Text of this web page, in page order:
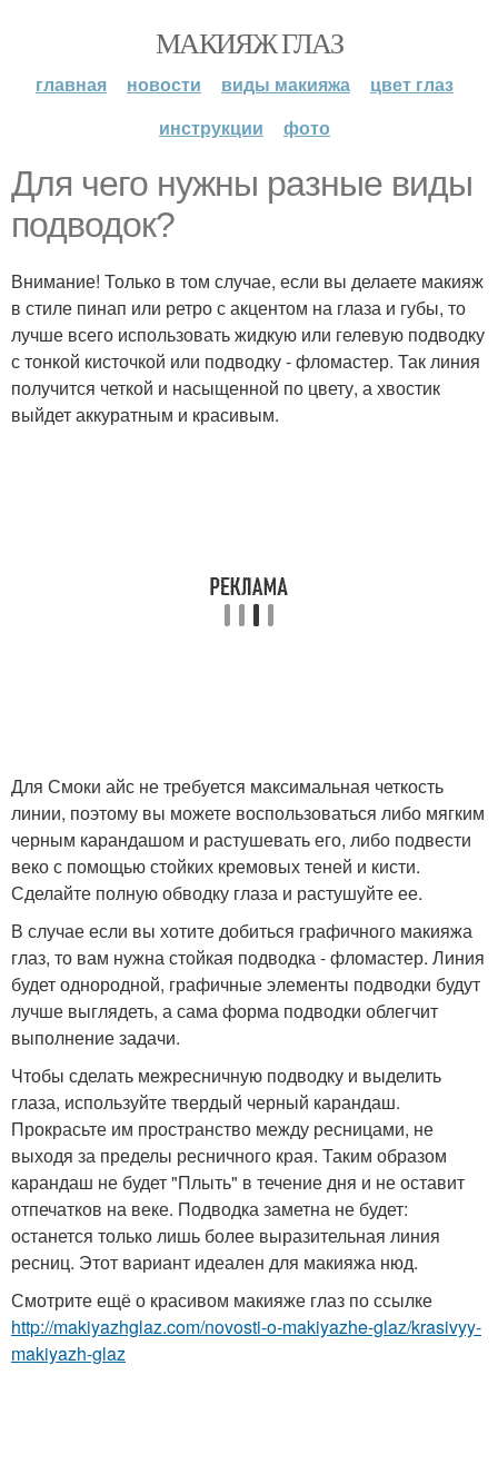
МАКИЯЖ ГЛАЗ
главная новости виды макияжа
цвет глаз
инструкции
фото
Для чего нужны разные виды
подводок?
Внимание! Только в том случае, если вы делаете макияж
в стиле пинап или ретро с акцентом на глаза и губы, то
лучше всего использовать жидкую или гелевую подводку
с тонкой кисточкой или подводку - фломастер. Так линия
получится четкой и насыщенной по цвету, а хвостик
выйдет аккуратным и красивым.
Для Смоки айс не требуется максимальная четкость
линии, поэтому вы можете воспользоваться либо мягким
черным карандашом и растушевать его, либо подвести
веко с помощью стойких кремовых теней и кисти.
Сделайте полную обводку глаза и растушуйте ее.
В случае если вы хотите добиться графичного макияжа
глаз, то вам нужна стойкая подводка - фломастер. Линия
будет однородной, графичные элементы подводки будут
лучше выглядеть, а сама форма подводки облегчит
выполнение задачи.
Чтобы сделать межресничную подводку и выделить
глаза, используйте твердый черный карандаш.
Прокрасьте им пространство между ресницами, не
выходя за пределы ресничного края. Таким образом
карандаш не будет "Плыть" в течение дня и не оставит
отпечатков на веке. Подводка заметна не будет:
останется только лишь более выразительная линия
ресниц. Этот вариант идеален для макияжа нюд.
Смотрите ещё о красивом макияже глаз по ссылке
http://makiyazhglaz.com/novosti-o-makiyazhe-glaz/krasivyy-
makiyazh-glaz